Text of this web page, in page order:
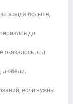
всегда больше,
до
оказалось под
дюбели,
если нужны